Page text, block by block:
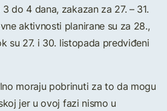
do 4 dana, zakazan za 27. – 31.
aktivnosti planirane su za 28.,
su 27. i 30. listopada predviđeni
moraju pobrinuti za to da mogu
jer u ovoj fazi nismo u